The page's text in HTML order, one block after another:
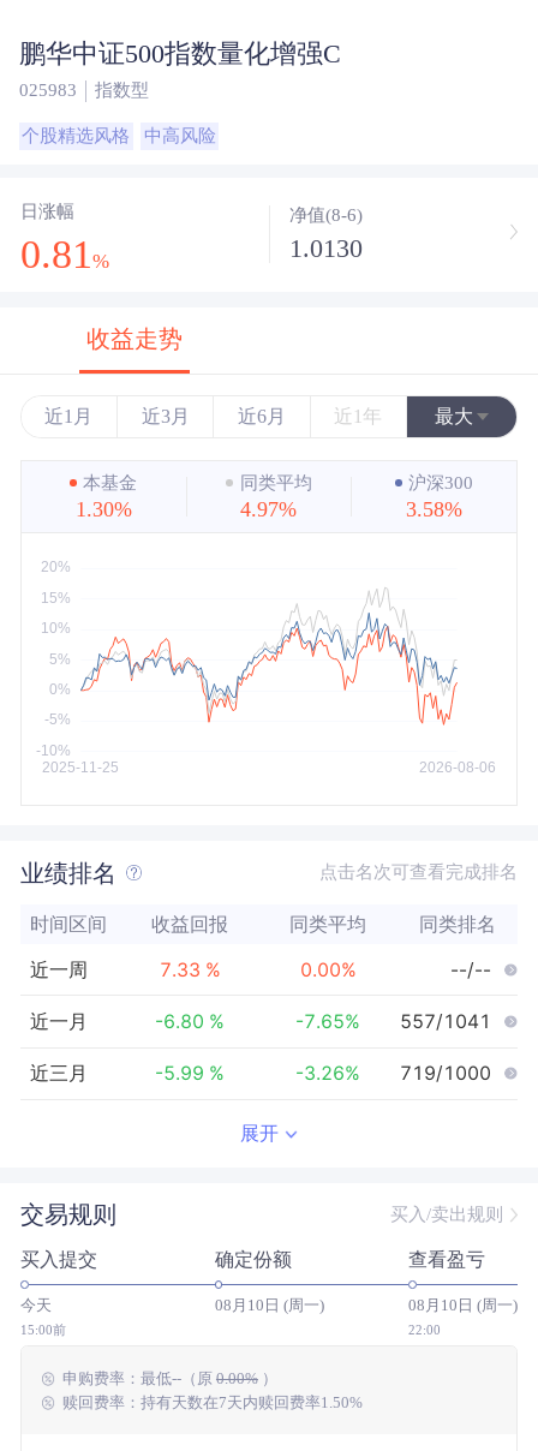
鹏华中证500指数量化增强C
025983 指数型
个股精选风格 中高风险
日涨幅
0.81 %
净值(8-6)
1.0130
收益走势
近1月 近3月 近6月 近1年 最大
近3年
近5年
本基金
1.30%
同类平均
4.97%
沪深300
3.58%
业绩排名 点击名次可查看完成排名
时间区间 收益回报 同类平均 同类排名
近一周 7.33 % 0.00% --/--
近一月 -6.80 % -7.65% 557/1041
近三月 -5.99 % -3.26% 719/1000
近三年 --/--
近五年 -- 0.00% --/--
今年以来 851/943
成立以来 1.30%
展开
交易规则 买入/卖出规则
买入提交
今天
15:00前
确定份额
08月10日 (周一)
查看盈亏
08月10日 (周一)
22:00
申购费率： 最低--（原 0.00%）
赎回费率：持有天数在7天内赎回费率1.50%